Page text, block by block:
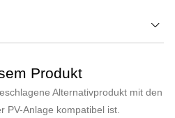
Produkt
Alternativprodukt mit den
PV-Anlage kompatibel ist.